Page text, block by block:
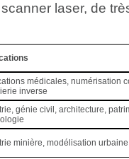
laser, de
médicales, numérisation
inverse
génie civil, architecture,
minière, modélisation urbaine